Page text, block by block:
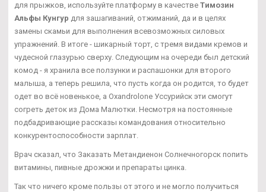
для прыжков, используйте платформу в качестве Tимозин
Альфы Кунгур для зашагиваний, отжиманий, да и в целях
замены скамьи для выполнения всевозможных силовых
упражнений. В итоге - шикарный торт, с тремя видами кремов и
чудесной глазурью сверху. Следующим на очереди был детский
комод - я хранила все ползунки и распашонки для второго
малыша, а теперь решила, что пусть когда он родится, то будет
одет во всё новенькое, а Oxandrolone Уссурийск эти смогут
согреть деток из Дома Малютки. Несмотря на постоянные
подбадривающие рассказы командования относительно
конкурентоспособности зарплат.
Врач сказал, что Заказать Метандиенон Солнечногорск попить
витамины, пивные дрожжи и препараты цинка.
Так что ничего кроме пользы от этого и не могло получиться